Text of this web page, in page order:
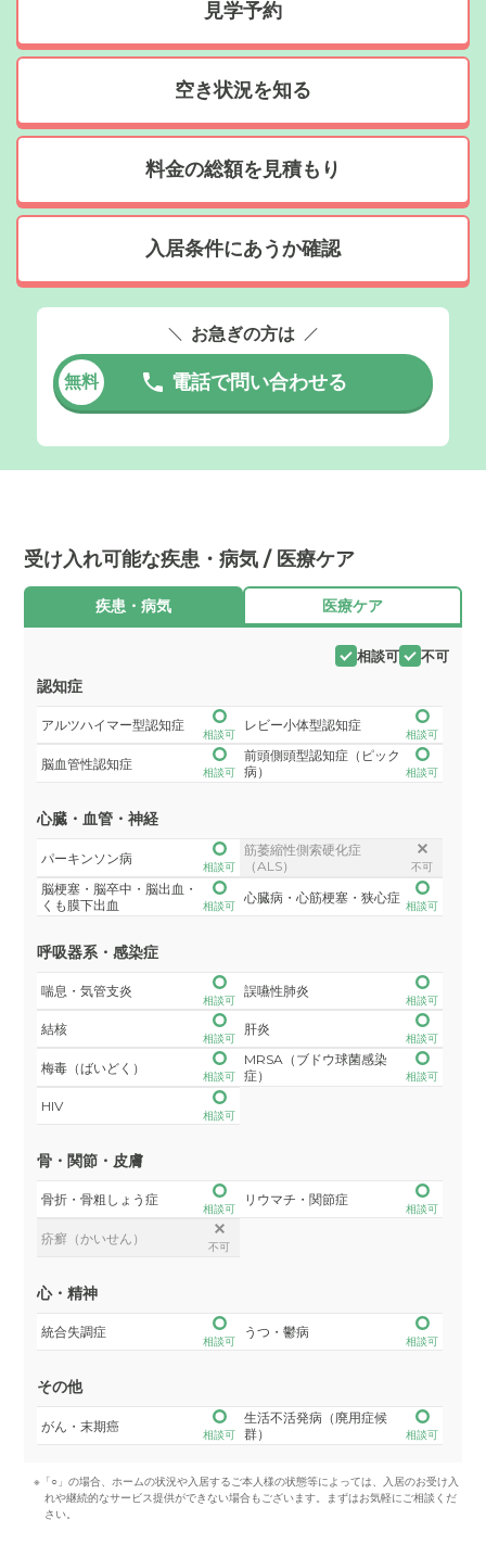
見学予約
空き状況を知る
料金の総額を見積もり
入居条件にあうか確認
お急ぎの方は
無料 電話で問い合わせる
受け入れ可能な疾患・病気 / 医療ケア
疾患・病気 医療ケア
相談可 不可
認知症
アルツハイマー型認知症
相談可
レビー小体型認知症
相談可
脳血管性認知症
相談可
前頭側頭型認知症（ピック
病）
相談可
心臓・血管・神経
パーキンソン病
相談可
筋萎縮性側索硬化症
（ALS）
不可
脳梗塞・脳卒中・脳出血・
くも膜下出血
相談可
心臓病・心筋梗塞・狭心症
相談可
呼吸器系・感染症
喘息・気管支炎
相談可
誤嚥性肺炎
相談可
結核
相談可
肝炎
相談可
梅毒（ばいどく）
相談可
MRSA（ブドウ球菌感染
症）
相談可
HIV
相談可
骨・関節・皮膚
骨折・骨粗しょう症
相談可
リウマチ・関節症
相談可
疥癬（かいせん）
不可
心・精神
統合失調症
相談可
うつ・鬱病
相談可
その他
がん・末期癌
相談可
生活不活発病（廃用症候
群）
相談可
※「○」の場合、ホームの状況や入居するご本人様の状態等によっては、入居のお受け入
れや継続的なサービス提供ができない場合もございます。まずはお気軽にご相談くだ
さい。